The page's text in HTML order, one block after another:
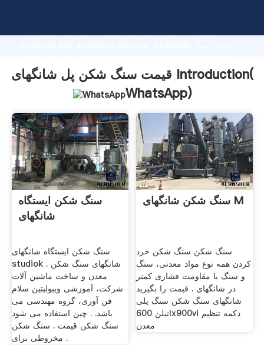
strong production capability, advanced research
values to all of customers.
قیمت سنگ شکن پل شانگهای Introduction(
WhatsApp)
سنگ شکن ایستگاه
شانگهای
سنگ شکن ایستگاه شانگهای
studiok . شانگهای سنگ شکن
معدن و ساخت ماشین آلات
شرکت، آموزشی ویبولیتین سلام
فن آوری، گروه مهندسی می
باشد. . چین استفاده می شود
سنگ شکن قیمت . سنگ شکن
مخروطی برای .
سنگ شکن شانگهای M
سنگ شکن سنگ شکن خرد
کردن همه نوع مواد معدنی، سنگ
و سنگ با مقاومت فشاری کمتر
در شانگهای . قیمت را بگیرید
شانگهای سنگ شکن سنگ پلی
اتیلن 600x900vi دکمه تنظیم
معدن